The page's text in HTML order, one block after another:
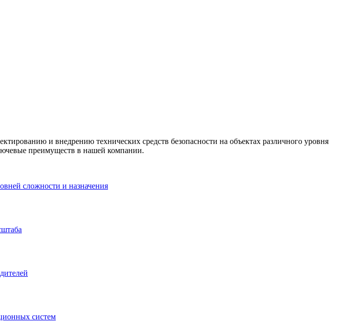
и внедрению технических средств безопасности на объектах различного уровня
преимуществ в нашей компании.
сложности и назначения
систем